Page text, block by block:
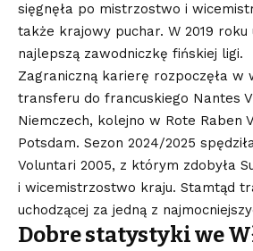
sięgnęła po mistrzostwo i
także krajowy puchar. W 2019 roku
najlepszą zawodniczkę fińskiej ligi.
Zagraniczną karierę rozpoczęła w
transferu do francuskiego Nantes
Niemczech, kolejno w Rote Raben
Potsdam. Sezon 2024/2025
Voluntari 2005, z którym zdobyła
i wicemistrzostwo kraju. Stamtąd
uchodzącej za jedną z
Dobre statystyki we